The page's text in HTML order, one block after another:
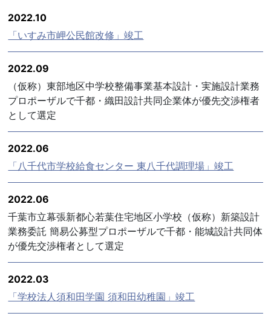
2022.10
「いすみ市岬公民館改修」竣工
2022.09
（仮称）東部地区中学校整備事業基本設計・実施設計業務
プロポーザルで千都・織田設計共同企業体が優先交渉権者
として選定
2022.06
「八千代市学校給食センター 東八千代調理場」竣工
2022.06
千葉市立幕張新都心若葉住宅地区小学校（仮称）新築設計
業務委託 簡易公募型プロポーザルで千都・能城設計共同体
が優先交渉権者として選定
2022.03
「学校法人須和田学園 須和田幼稚園」竣工